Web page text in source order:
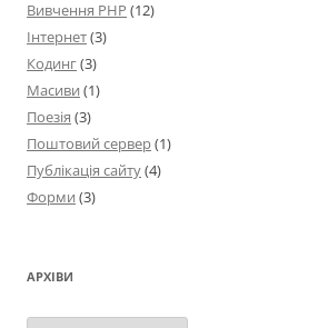
Вивчення PHP (12)
Інтернет(3)
Кодинг(3)
Масиви (1)
Поезія (3)
Поштовий сервер(1)
Публікація сайту(4)
Форми (3)
АРХІВИ
Архіви